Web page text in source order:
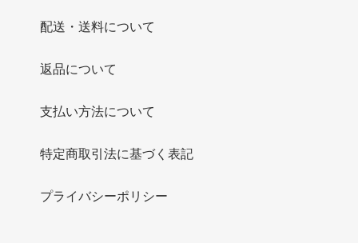
配送・送料について
返品について
支払い方法について
特定商取引法に基づく表記
プライバシーポリシー